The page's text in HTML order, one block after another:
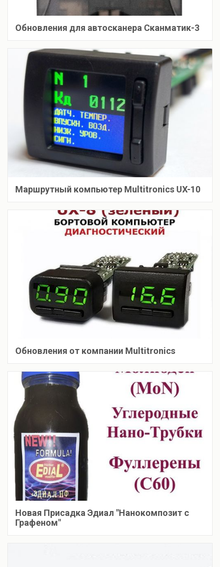
Обновления для автосканера Сканматик-3
Маршрутный компьютер Multitronics UX-10
Обновления от компании Multitronics
Новая Присадка Эдиал "Нанокомпозит с
Графеном"